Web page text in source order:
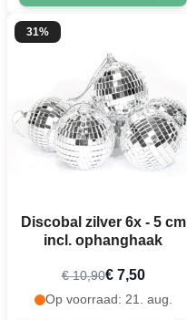
31%
Discobal zilver 6x - 5 cm
incl. ophanghaak
€ 10,90€ 7,50
Op voorraad: 21. aug.